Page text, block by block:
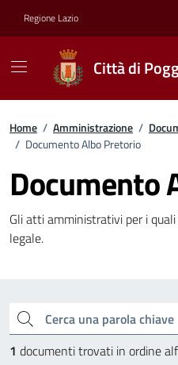
Regione Lazio
Città di
Home / Amministrazione /
/ Documento Albo Pretorio
Documento
Gli atti amministrativi per i
legale.
Cerca una parola chiave
1 documenti trovati in ordine